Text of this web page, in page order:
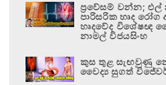
ප්‍රවේසම් වන්න;
පාරිසරික හෘද රෝග
හෘදවේද විශේෂඥ
නාමල් විජයසිංහ
කුස තුළ සැඟවුණු
වෛද්‍ය සුගත්